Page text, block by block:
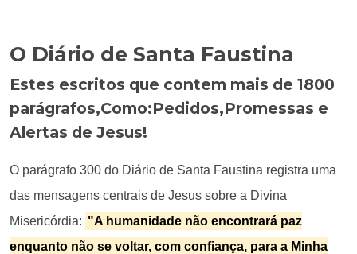
O Diário de Santa Faustina
Estes escritos que contem mais de 1800
parágrafos,Como:Pedidos,Promessas e
Alertas de Jesus!
O parágrafo 300 do Diário de Santa Faustina registra uma
das mensagens centrais de Jesus sobre a Divina
Misericórdia: "A humanidade não encontrará paz
enquanto não se voltar, com confiança, para a Minha